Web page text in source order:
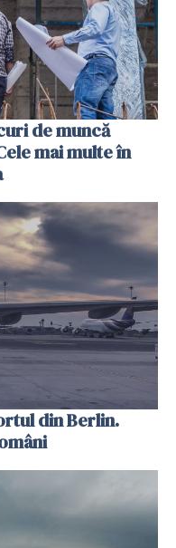
de muncă
mai multe în
din Berlin.